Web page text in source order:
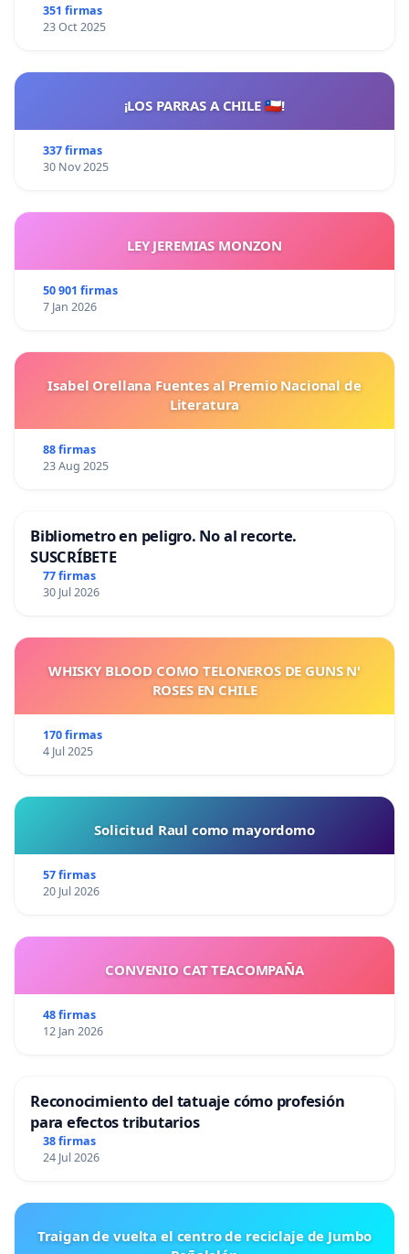
351 firmas
23 Oct 2025
¡LOS PARRAS A CHILE 🇨🇱!
337 firmas
30 Nov 2025
LEY JEREMIAS MONZON
50 901 firmas
7 Jan 2026
Isabel Orellana Fuentes al Premio Nacional de
Literatura
88 firmas
23 Aug 2025
Bibliometro en peligro. No al recorte.
SUSCRÍBETE
77 firmas
30 Jul 2026
WHISKY BLOOD COMO TELONEROS DE GUNS N'
ROSES EN CHILE
170 firmas
4 Jul 2025
Solicitud Raul como mayordomo
57 firmas
20 Jul 2026
CONVENIO CAT TEACOMPAÑA
48 firmas
12 Jan 2026
Reconocimiento del tatuaje cómo profesión
para efectos tributarios
38 firmas
24 Jul 2026
Traigan de vuelta el centro de reciclaje de Jumbo